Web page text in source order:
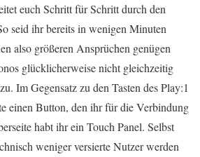
euch Schritt für Schritt durch den
seid ihr bereits in wenigen Minuten
also größeren Ansprüchen genügen
glücklicherweise nicht gleichzeitig
Im Gegensatz zu den Tasten des Play:1
einen Button, den ihr für die Verbindung
habt ihr ein Touch Panel. Selbst
weniger versierte Nutzer werden